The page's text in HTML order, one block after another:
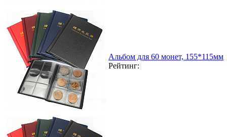
Альбом для 60 монет, 155*115мм
Рейтинг: